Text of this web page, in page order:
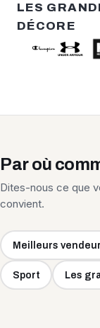
LES
DÉCORE
Par où
Dites-nous ce que
convient.
Meilleurs
Sport Les